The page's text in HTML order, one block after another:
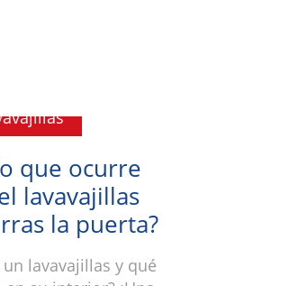
que ocurre
lavavajillas
la puerta?
lavavajillas y qué